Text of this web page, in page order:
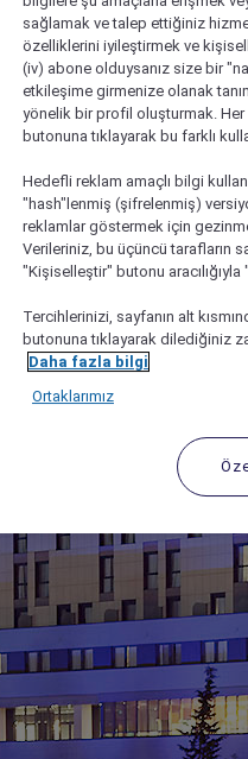
sağlamak ve talep ettiğiniz
özelliklerini iyileştirmek ve
(iv) abone olduysanız size bir
etkileşime girmenize olanak
yönelik bir profil oluşturmak.
butonuna tıklayarak bu farklı
Hedefli reklam amaçlı bilgi
"hash"lenmiş (şifrelenmiş)
reklamlar göstermek için
Verileriniz, bu üçüncü tarafların
"Kişiselleştir" butonu
Tercihlerinizi, sayfanın alt
butonuna tıklayarak dilediğiniz
Daha fazla bilgi
Ortaklarımız